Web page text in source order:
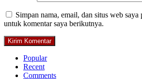
Simpan nama, email, dan situs web saya
untuk komentar saya berikutnya.
Popular
Recent
Comments